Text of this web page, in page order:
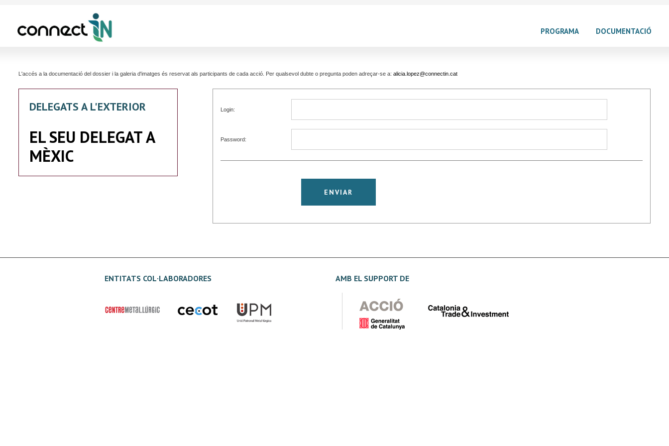
PROGRAMA DOCUMENTACIÓ
L'accés a la documentació del dossier i la galeria d'imatges és reservat als participants de cada acció. Per qualsevol dubte o pregunta poden adreçar-se a: alicia.lopez@connectin.cat
DELEGATS A L'EXTERIOR
EL SEU DELEGAT A
MÈXIC
Login:
Password:
ENTITATS COL·LABORADORES AMB EL SUPPORT DE